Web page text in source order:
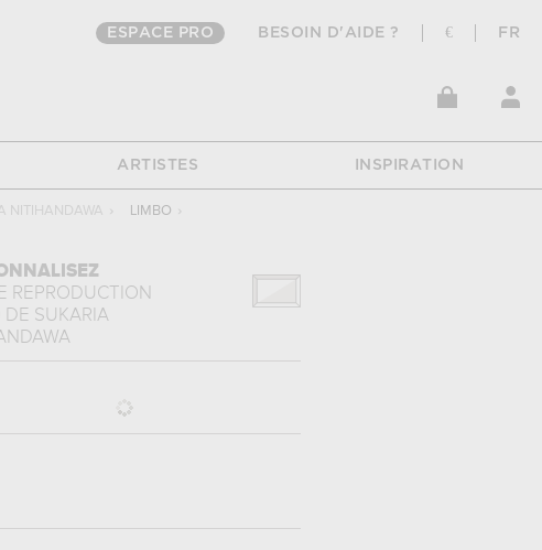
ESPACE PRO BESOIN D'AIDE ? € FR
ARTISTES INSPIRATION
NITIHANDAWA › LIMBO ›
REPRODUCTION
DE SUKARIA